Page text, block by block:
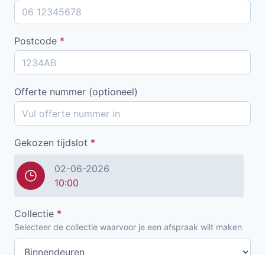
Postcode *
Offerte nummer (optioneel)
Gekozen tijdslot *
02-06-2026
10:00
Collectie *
Selecteer de collectie waarvoor je een afspraak wilt maken